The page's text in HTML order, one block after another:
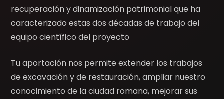
recuperación y dinamización patrimonial que ha
caracterizado estas dos décadas de trabajo del
equipo científico del proyecto
Tu aportación nos permite extender los trabajos
de excavación y de restauración, ampliar nuestro
conocimiento de la ciudad romana, mejorar sus